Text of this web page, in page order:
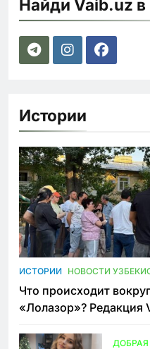
Найди Vaib.uz в
Истории
ИСТОРИИ НОВОСТИ
Что происходит
«Лолазор»? Редакция
ДОБРАЯ